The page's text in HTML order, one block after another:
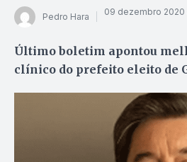
Pedro Hara 09 dezembro 2020
Último boletim apontou
clínico do prefeito eleito de